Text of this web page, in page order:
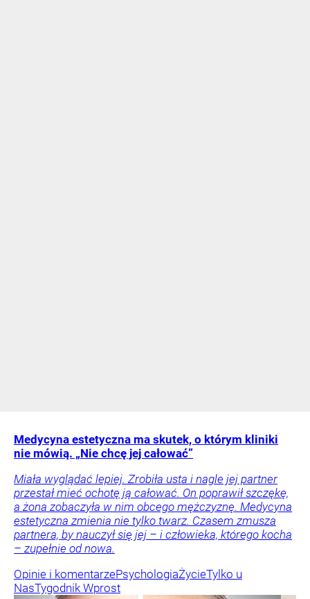
Medycyna estetyczna ma skutek, o którym kliniki
nie mówią. „Nie chcę jej całować”
Miała wyglądać lepiej. Zrobiła usta i nagle jej partner
przestał mieć ochotę ją całować. On poprawił szczękę,
a żona zobaczyła w nim obcego mężczyznę. Medycyna
estetyczna zmienia nie tylko twarz. Czasem zmusza
partnera, by nauczył się jej – i człowieka, którego kocha
– zupełnie od nowa.
Opinie i komentarzePsychologiaŻycieTylko u
NasTygodnik Wprost